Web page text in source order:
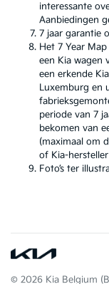
interessante
Aanbiedingen
7 jaar garantie
Het 7 Year
een Kia wagen
een erkende
Luxemburg en
periode van 7
bekomen van
(maximaal om
of Kia-
Foto’s ter
© 2026 Kia Belgium